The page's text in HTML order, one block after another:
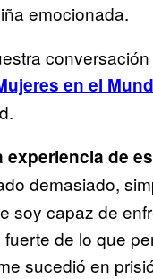
emocionada.
en el
experiencia de
demasiado,
soy capaz de
de lo que
sucedió en